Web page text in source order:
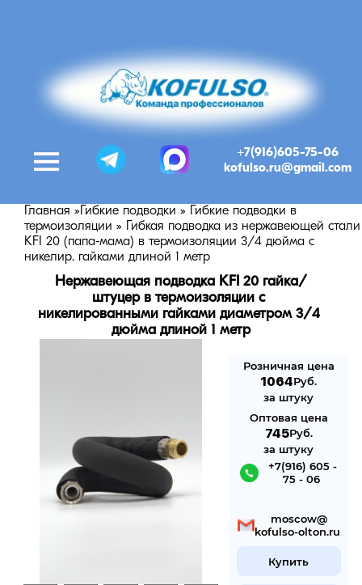
+7(916)605-75-06
kofulso.ru@gmail.com
Главная » Гибкие подводки »
Гибкие подводки в
термоизоляции »
Гибкая подводка из нержавеющей стали
KFI 20 (папа-мама) в термоизоляции 3/4 дюйма с
никелир. гайками длиной 1 метр
Нержавеющая подводка KFI 20 гайка/
штуцер в термоизоляции с
никелированными гайками диаметром 3/4
дюйма длиной 1 метр
Розничная цена
1064Руб.
за штуку
Оптовая цена
745Руб.
за штуку
+7(916) 605 -
75 - 06
mosсow@
kofulso-olton.ru
Купить